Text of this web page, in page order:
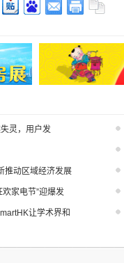
灵，用户发
推动区域经济发展
家电节”迎爆发
让学术界和